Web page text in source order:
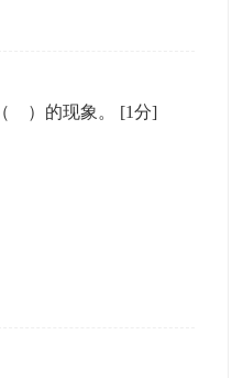
）的现象。 [1分]